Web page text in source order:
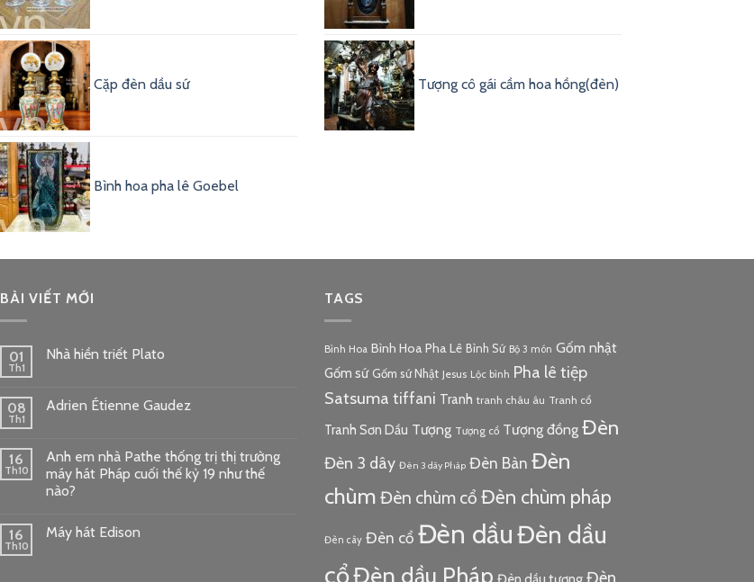
Cặp đèn dầu sứ
Bình hoa pha lê Goebel
Tượng cô gái cầm hoa hồng(đèn)
BÀI VIẾT MỚI
01
Th1
Nhà hiền triết Plato
08
Th1
Adrien Étienne Gaudez
16
Th10
Anh em nhà Pathe thống trị thị trường
máy hát Pháp cuối thế kỷ 19 như thế
nào?
16
Th10
Máy hát Edison
TAGS
Bình Hoa Bình Hoa Pha Lê Bình Sứ Bộ 3 món Gốm nhật
Gốm sứ Gốm sứ Nhật Jesus Lộc bình Pha lê tiệp
Satsuma tiffani Tranh tranh châu âu Tranh cổ
Tranh Sơn Dầu Tượng Tượng cổ Tượng đồng Đèn
Đèn 3 dây Đèn 3 dây Pháp Đèn Bàn Đèn
chùm Đèn chùm cổ Đèn chùm pháp
Đèn cây Đèn cổ Đèn dầuĐèn dầu
cổĐèn dầu Pháp Đèn